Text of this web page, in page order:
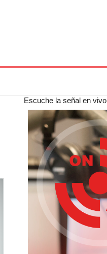
Escuche la señal en vivo